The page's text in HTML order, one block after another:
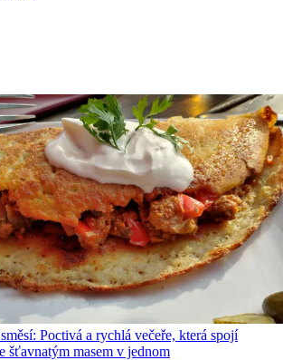
Poctivá a rychlá večeře, která spojí
šťavnatým masem v jednom